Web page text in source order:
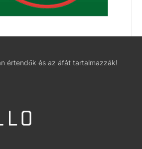
értendők és az áfát tartalmazzák!